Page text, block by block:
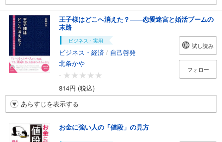
王子様はどこへ消えた？――恋愛迷宮と婚活ブームの
末路
ビジネス・実用
ビジネス・経済 / 自己啓発
北条かや
-
814円 (税込)
試し読み
フォロー
あらすじを表示する
お金に強い人の「値段」の見方